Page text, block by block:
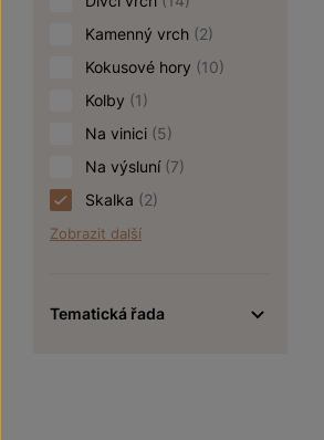
Kamenný vrch (2)
Kokusové hory (10)
Kolby (1)
Na vinici (5)
Na výsluní (7)
Skalka (2)
Zobrazit další
Tematická řada